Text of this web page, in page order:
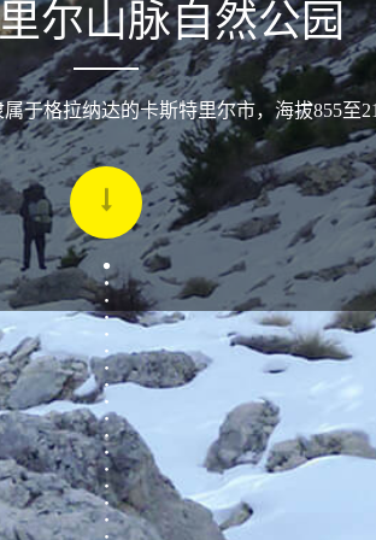
尔山脉自然公园
于格拉纳达的卡斯特里尔市，海拔855至